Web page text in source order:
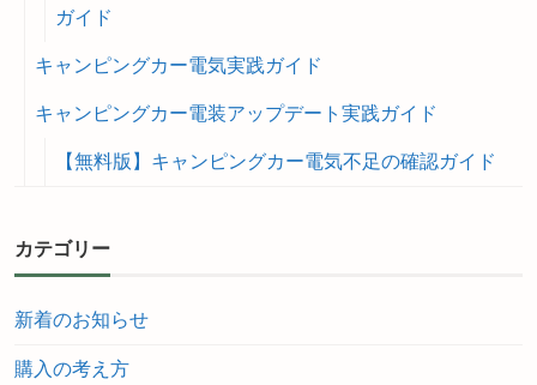
ガイド
キャンピングカー電気実践ガイド
キャンピングカー電装アップデート実践ガイド
【無料版】キャンピングカー電気不足の確認ガイド
カテゴリー
新着のお知らせ
購入の考え方